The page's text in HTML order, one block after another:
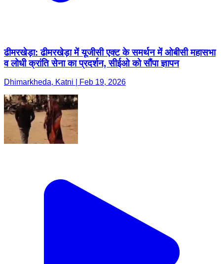
ढीमरखेड़ा: ढीमरखेड़ा में यूजीसी एक्ट के समर्थन में ओबीसी महासभा
व लोधी क्रांति सेना का प्रदर्शन, सीईओ को सौंपा ज्ञापन
Dhimarkheda, Katni | Feb 19, 2026